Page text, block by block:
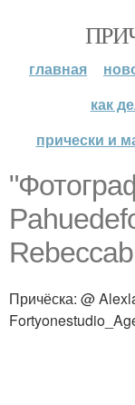
главная
как
прически и
Причёска: @